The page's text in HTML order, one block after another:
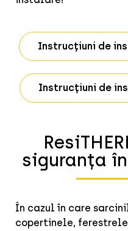
Instrucțiuni de
Instrucțiuni de
siguranța
În cazul în care
copertinele,